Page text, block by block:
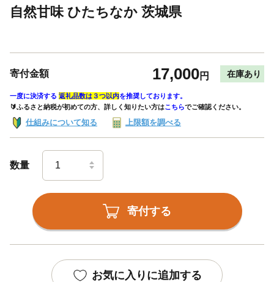
自然甘味 ひたちなか 茨城県
寄付金額 17,000円 在庫あり
一度に決済する 返礼品数は３つ以内を推奨しております。
🔰ふるさと納税が初めての方、詳しく知りたい方はこちらでご確認ください。
仕組みについて知る 上限額を調べる
数量
寄付する
お気に入りに追加する